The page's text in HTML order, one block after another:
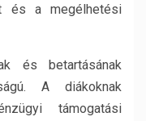
és a megélhetési
és betartásának
A diákoknak
támogatási